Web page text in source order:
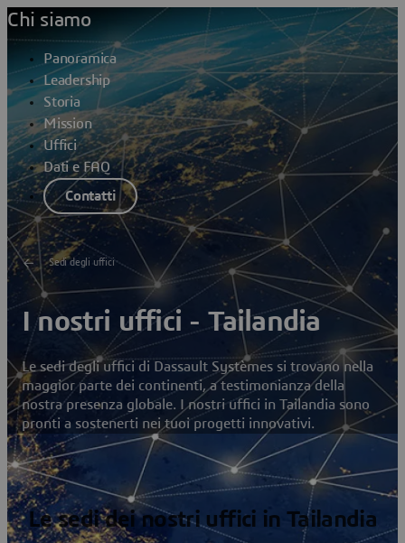
Chi siamo
Panoramica
Leadership
Storia
Mission
Uffici
Dati e FAQ
Contatti
Sedi degli uffici
I nostri uffici - Tailandia
Le sedi degli uffici di Dassault Systèmes si trovano nella
maggior parte dei continenti, a testimonianza della
nostra presenza globale. I nostri uffici in Tailandia sono
pronti a sostenerti nei tuoi progetti innovativi.
Le sedi dei nostri uffici in Tailandia